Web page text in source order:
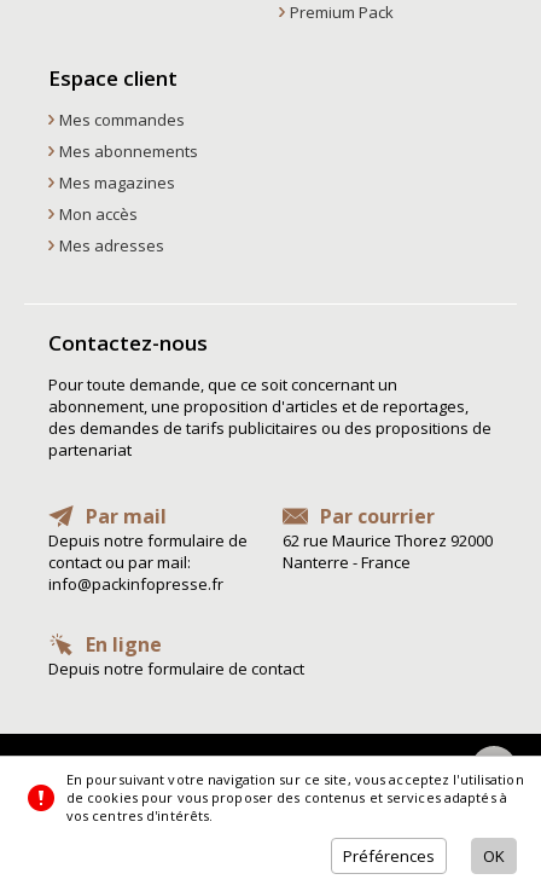
Premium Pack
Espace client
Mes commandes
Mes abonnements
Mes magazines
Mon accès
Mes adresses
Contactez-nous
Pour toute demande, que ce soit concernant un
abonnement, une proposition d'articles et de reportages,
des demandes de tarifs publicitaires ou des propositions de
partenariat
Par mail
Depuis notre formulaire de
contact ou par mail:
info@packinfopresse.fr
Par courrier
62 rue Maurice Thorez 92000
Nanterre - France
En ligne
Depuis notre formulaire de contact
, la boutique pack info presse
Préférences-Crédits
En poursuivant votre navigation sur ce site, vous acceptez l'utilisation
de cookies pour vous proposer des contenus et services adaptés à
vos centres d'intérêts.
Préférences OK